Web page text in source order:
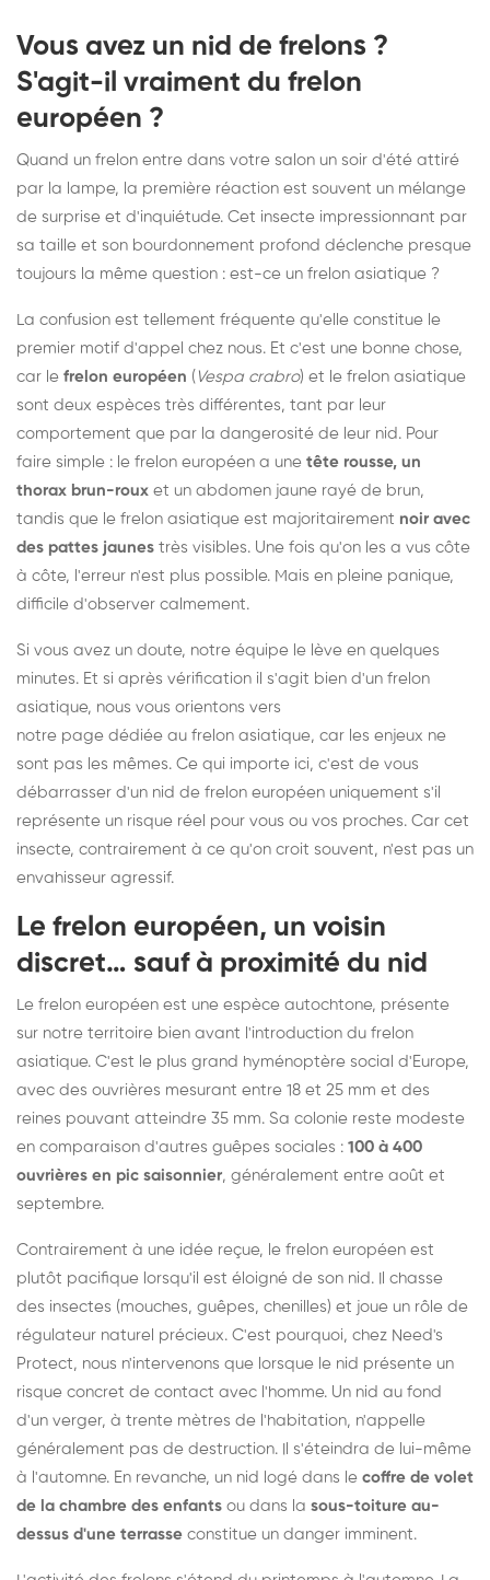
Vous avez un nid de frelons ?
S'agit-il vraiment du frelon
européen ?
Quand un frelon entre dans votre salon un soir d'été attiré
par la lampe, la première réaction est souvent un mélange
de surprise et d'inquiétude. Cet insecte impressionnant par
sa taille et son bourdonnement profond déclenche presque
toujours la même question : est-ce un frelon asiatique ?
La confusion est tellement fréquente qu'elle constitue le
premier motif d'appel chez nous. Et c'est une bonne chose,
car le frelon européen ( Vespa crabro) et le frelon asiatique
sont deux espèces très différentes, tant par leur
comportement que par la dangerosité de leur nid. Pour
faire simple : le frelon européen a une tête rousse, un
thorax brun-roux et un abdomen jaune rayé de brun,
tandis que le frelon asiatique est majoritairement noir avec
des pattes jaunes très visibles. Une fois qu'on les a vus côte
à côte, l'erreur n'est plus possible. Mais en pleine panique,
difficile d'observer calmement.
Si vous avez un doute, notre équipe le lève en quelques
minutes. Et si après vérification il s'agit bien d'un frelon
asiatique, nous vous orientons vers
notre page dédiée au frelon asiatique, car les enjeux ne
sont pas les mêmes. Ce qui importe ici, c'est de vous
débarrasser d'un nid de frelon européen uniquement s'il
représente un risque réel pour vous ou vos proches. Car cet
insecte, contrairement à ce qu'on croit souvent, n'est pas un
envahisseur agressif.
Le frelon européen, un voisin
discret… sauf à proximité du nid
Le frelon européen est une espèce autochtone, présente
sur notre territoire bien avant l'introduction du frelon
asiatique. C'est le plus grand hyménoptère social d'Europe,
avec des ouvrières mesurant entre 18 et 25 mm et des
reines pouvant atteindre 35 mm. Sa colonie reste modeste
en comparaison d'autres guêpes sociales : 100 à 400
ouvrières en pic saisonnier, généralement entre août et
septembre.
Contrairement à une idée reçue, le frelon européen est
plutôt pacifique lorsqu'il est éloigné de son nid. Il chasse
des insectes (mouches, guêpes, chenilles) et joue un rôle de
régulateur naturel précieux. C'est pourquoi, chez Need's
Protect, nous n'intervenons que lorsque le nid présente un
risque concret de contact avec l'homme. Un nid au fond
d'un verger, à trente mètres de l'habitation, n'appelle
généralement pas de destruction. Il s'éteindra de lui-même
à l'automne. En revanche, un nid logé dans le coffre de volet
de la chambre des enfants ou dans la sous-toiture au-
dessus d'une terrasse constitue un danger imminent.